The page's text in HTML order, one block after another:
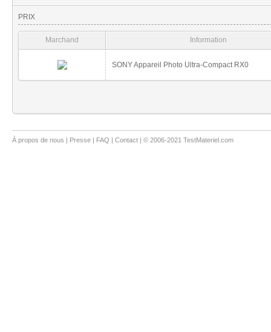
PRIX
Marchand Information
SONY Appareil Photo Ultra-Compact RX0
À propos de nous | Presse | FAQ | Contact | © 2006-2021 TestMateriel.com